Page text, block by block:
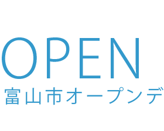
Skip to main content